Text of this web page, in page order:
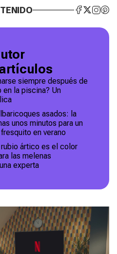
siempre después de
en la piscina? Un
asados: la
unos minutos para un
en verano
ártico es el color
las melenas
experta